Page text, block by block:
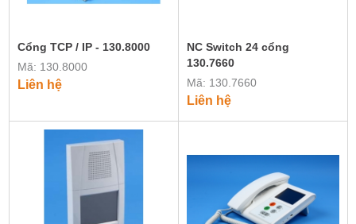
Cổng TCP / IP - 130.8000
Mã: 130.8000
Liên hệ
NC Switch 24 cổng
130.7660
Mã: 130.7660
Liên hệ